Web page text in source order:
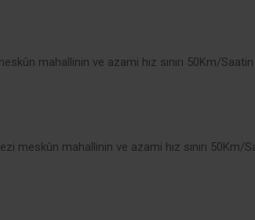
mahallinin ve azami hız sınırı 50Km/
meskûn mahallinin ve azami hız sınırı 50Km/